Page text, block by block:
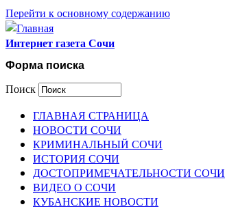
Перейти к основному содержанию
Интернет газета Сочи
Форма поиска
Поиск
ГЛАВНАЯ СТРАНИЦА
НОВОСТИ СОЧИ
КРИМИНАЛЬНЫЙ СОЧИ
ИСТОРИЯ СОЧИ
ДОСТОПРИМЕЧАТЕЛЬНОСТИ СОЧИ
ВИДЕО О СОЧИ
КУБАНСКИЕ НОВОСТИ